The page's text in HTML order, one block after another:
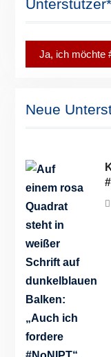
Ja, ich möchte
Neue